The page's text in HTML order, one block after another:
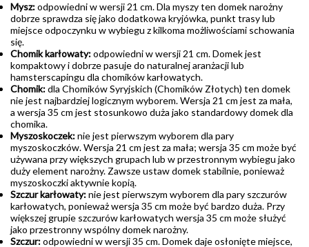
Mysz:odpowiedni w wersji 21 cm. Dla myszy ten domek narożny
dobrze sprawdza się jako dodatkowa kryjówka, punkt trasy lub
miejsce odpoczynku w wybiegu z kilkoma możliwościami schowania
się.
Chomik karłowaty:odpowiedni w wersji 21 cm. Domek jest
kompaktowy i dobrze pasuje do naturalnej aranżacji lub
hamsterscapingu dla chomików karłowatych.
Chomik:dla Chomików Syryjskich (Chomików Złotych) ten domek
nie jest najbardziej logicznym wyborem. Wersja 21 cm jest za mała,
a wersja 35 cm jest stosunkowo duża jako standardowy domek dla
chomika.
Myszoskoczek:nie jest pierwszym wyborem dla pary
myszoskoczków. Wersja 21 cm jest za mała; wersja 35 cm może być
używana przy większych grupach lub w przestronnym wybiegu jako
duży element narożny. Zawsze ustaw domek stabilnie, ponieważ
myszoskoczki aktywnie kopią.
Szczur karłowaty:nie jest pierwszym wyborem dla pary szczurów
karłowatych, ponieważ wersja 35 cm może być bardzo duża. Przy
większej grupie szczurów karłowatych wersja 35 cm może służyć
jako przestronny wspólny domek narożny.
Szczur:odpowiedni w wersji 35 cm. Domek daje osłonięte miejsce,